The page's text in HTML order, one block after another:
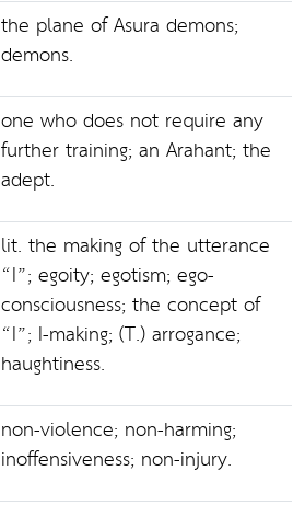
the plane of Asura demons;
demons.
one who does not require any
further training; an Arahant; the
adept.
lit. the making of the utterance
“I”; egoity; egotism; ego-
consciousness; the concept of
“I”; I-making; (T.) arrogance;
haughtiness.
non-violence; non-harming;
inoffensiveness; non-injury.